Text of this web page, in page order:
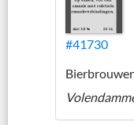
#41730